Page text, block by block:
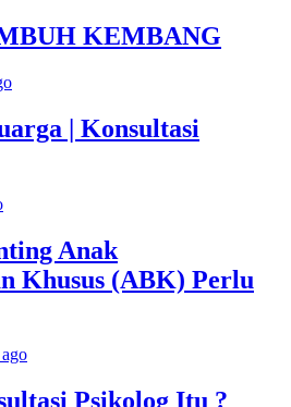
KEMBANG
| Konsultasi
Anak
Khusus (ABK) Perlu
Psikolog Itu ?